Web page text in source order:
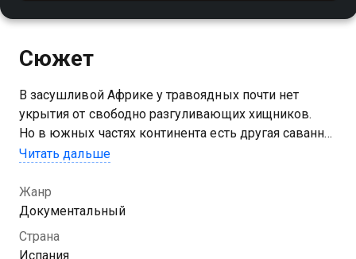
Сюжет
В засушливой Африке у травоядных почти нет
укрытия от свободно разгуливающих хищников.
Но в южных частях континента есть другая саванна,
где травоядные могут спрятаться в надёжных
Читать дальше
Жанр
Документальный
Страна
Испания